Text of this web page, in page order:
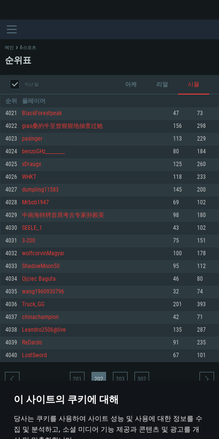
이 사이트의 쿠키에 대해
당사는 쿠키를 사용하여 사이트 성능 및 사용에 대한 정보를 수
집 및 분석하고, 소셜 미디어 기능 제공과 콘텐츠 및 광고를 개
최소사양
운영체제: Windows 10 (64 bit)
프로세서: 2.2 GHz 듀얼코어 이상
메모리: 4GB
그래픽 카드: DirectX 11 이상을 지원하는 AMD Radeon 77XX / NVIDIA
GeForce GT 660. 최소 사양 해상도: 720p
네트워크: 브로드밴드 인터넷
여유 저장 공간: 22.1 GB (최소 클라이언트)
권장 사양
570 혹은 그 이상
여유 저장 공간: 62.2 GB (전체 클라이언트)
최소사양
운영체제: Mac OS Big Sur 11.0
프로세서: 최소 2.2 GHz의 Core i5 (Intel Xeon 은 지원하지 않습니다)
메모리: 6 GB
그래픽 카드: Metal 을 지원하는 Intel Iris Pro 5200 (Mac), 혹은 이와 비슷한 성
능을 가지는 Mac 버전의 AMD/Nvidia. 최소 해상도: 720p
네트워크: 브로드밴드 인터넷
여유 저장 공간: 22.1 GB (최소 클라이언트)
권장 사양
네트워크: 브로드밴드 인터넷
여유 저장 공간: 62.2 GB (전체 클라이언트)
최소사양
운영체제: 64bit Linux 중 최신 버전
프로세서: 2.4 GHz 듀얼코어
메모리: 4 GB
그래픽 카드: Vulkan 을 지원하고, 최신 그래픽 드라이버를 지원하는 NVIDIA
660 (6개월 미만) 혹은 그와 동급의 성능을 가지며 최신 그래픽 드라이버를 지
원하는 AMD (6개월 미만; 최소사양 지원 해상도 720p)
네트워크: 브로드밴드 인터넷
여유 저장 공간: 22.1 GB (최소 클라이언트)
권장 사양
운영체제: Ubuntu 20.04 64bit
프로세서: Intel Core i7
메모리: 16 GB
그래픽 카드: Vulkan 을 지원하고, 최신 그래픽 드라이버를 지원하는 NVIDIA
1060 (6개월 미만) 혹은 그와 동급의 성능을 가지며 최신 그래픽 드라이버를
지원하는 AMD RX 570 (6개월 미만; 최소사양 지원 해상도 720p) 이상
여유 저장 공간: 62.2 GB (전체 클라이언트)
메인 E-스포츠
순위표
지난 달 아케 리얼 시뮬
순위 플레이어
4021 BlackForestpeak 47 73
4022 giao桑的牛至曾狠狠地抽查过她 156 298
4023 pasinger 113 229
4024 benzoGHz________ 80 184
4025 xDraugx 125 260
4026 WHKT 118 233
4027 dumpling11583 145 200
4028 Mrbob1947 69 102
4029 中南海特聘首席考古专家孙殿英 98 180
4030 SEELE_1 43 102
4031 3-200 75 151
4032 wolfcorvinMagyar 100 178
4033 ShadowMoon50 95 112
4034 Ojciec Baguta 46 80
4035 wang1960930796 32 74
4036 Truck_GG 201 393
4037 chinachampion 42 71
4038 Leandro2506@live 135 287
4039 ReDardo 91 235
4040 LostSword 67 101
* 순위표는 매일 1회 갱신됩니다
201 202 203 302